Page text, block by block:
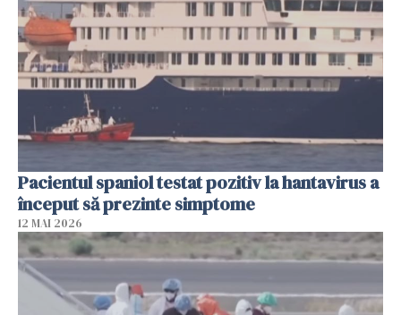
Pacientul spaniol testat pozitiv la hantavirus a
început să prezinte simptome
12 MAI 2026